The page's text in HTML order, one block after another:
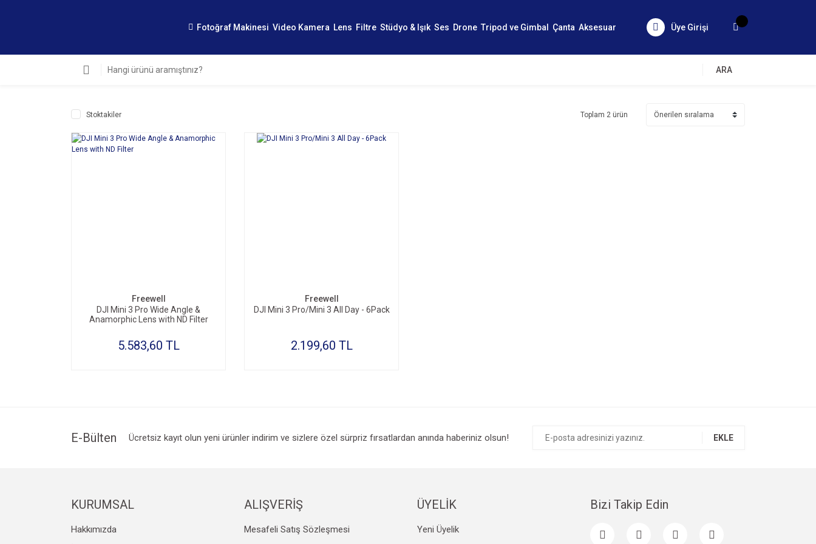
Fotoğraf Makinesi Video Kamera Lens Filtre Stüdyo & Işık Ses Drone Tripod ve Gimbal Çanta Aksesuar Üye Girişi
ARA
Stoktakiler Toplam 2 ürün
Freewell
DJI Mini 3 Pro Wide Angle &
Anamorphic Lens with ND Filter
5.583,60 TL
Freewell
DJI Mini 3 Pro/Mini 3 All Day - 6Pack
2.199,60 TL
E-Bülten Ücretsiz kayıt olun yeni ürünler indirim ve sizlere özel sürpriz fırsatlardan anında haberiniz olsun! EKLE
KURUMSAL
Hakkımızda
ALIŞVERİŞ
Mesafeli Satış Sözleşmesi
ÜYELİK
Yeni Üyelik
Bizi Takip Edin